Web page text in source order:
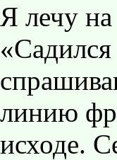
Я лечу
линию
исходе.